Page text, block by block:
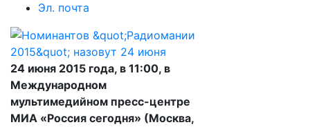
Эл. почта
24 июня 2015 года, в 11:00, в
Международном
мультимедийном пресс-центре
МИА «Россия сегодня» (Москва,